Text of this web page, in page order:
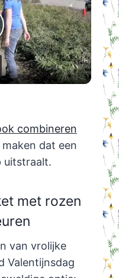
combineren
dat een
uitstraalt.
met rozen
van vrolijke
Valentijnsdag